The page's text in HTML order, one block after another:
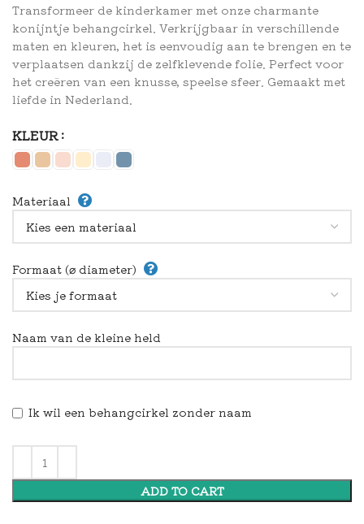
Transformeer de kinderkamer met onze charmante
konijntje behangcirkel. Verkrijgbaar in verschillende
maten en kleuren, het is eenvoudig aan te brengen en te
verplaatsen dankzij de zelfklevende folie. Perfect voor
het creëren van een knusse, speelse sfeer. Gemaakt met
liefde in Nederland.
KLEUR
Materiaal
Formaat (⌀ diameter)
Naam van de kleine held
Ik wil een behangcirkel zonder naam
ADD TO CART